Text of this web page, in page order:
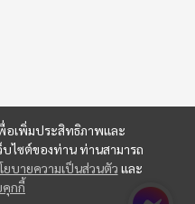
อเพิ่มประสิทธิภาพและ
ไซต์ของท่าน ท่านสามารถ
ยบายความเป็นส่วนตัว และ
คุกกี้